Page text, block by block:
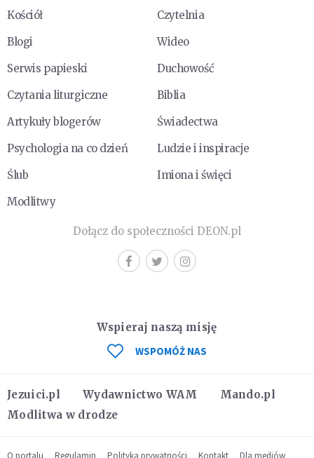
Kościół
Czytelnia
Blogi
Wideo
Serwis papieski
Duchowość
Czytania liturgiczne
Biblia
Artykuły blogerów
Świadectwa
Psychologia na co dzień
Ludzie i inspiracje
Ślub
Imiona i święci
Modlitwy
Dołącz do społeczności DEON.pl
Jezuici.pl Wydawnictwo WAM
Mando.pl
Modlitwa w drodze
Wspieraj naszą misję
WSPOMÓŻ NAS